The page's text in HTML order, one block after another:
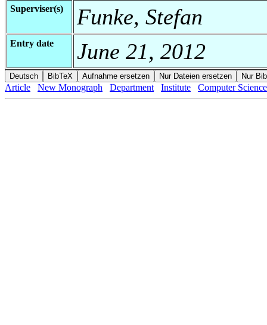
Superviser(s) Funke, Stefan
Entry date June 21, 2012
Article New Monograph Department Institute Computer Science